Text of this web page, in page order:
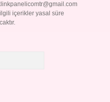
içerikler yasal süre